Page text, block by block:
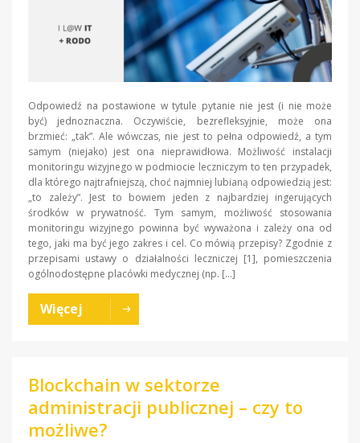
Odpowiedź na postawione w tytule pytanie nie jest (i nie może
być) jednoznaczna. Oczywiście, bezrefleksyjnie, może ona
brzmieć: „tak”. Ale wówczas, nie jest to pełna odpowiedź, a tym
samym (niejako) jest ona nieprawidłowa. Możliwość instalacji
monitoringu wizyjnego w podmiocie leczniczym to ten przypadek,
dla którego najtrafniejszą, choć najmniej lubianą odpowiedzią jest:
„to zależy”. Jest to bowiem jeden z najbardziej ingerujących
środków w prywatność. Tym samym, możliwość stosowania
monitoringu wizyjnego powinna być wyważona i zależy ona od
tego, jaki ma być jego zakres i cel. Co mówią przepisy? Zgodnie z
przepisami ustawy o działalności leczniczej [1], pomieszczenia
ogólnodostępne placówki medycznej (np. […]
Więcej
Blockchain w sektorze
administracji publicznej – czy to
możliwe?